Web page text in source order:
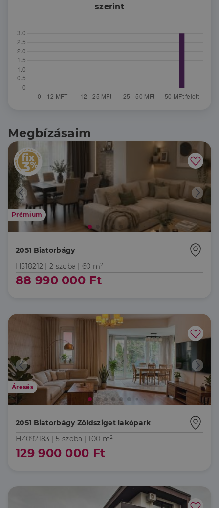
szerint
Megbízásaim
Prémium
2051 Biatorbágy
H518212 | 2 szoba | 60 m²
88 990 000 Ft
Áresés
2051 Biatorbágy Zöldsziget lakópark
HZ092183 |5 szoba | 100 m²
129 900 000 Ft